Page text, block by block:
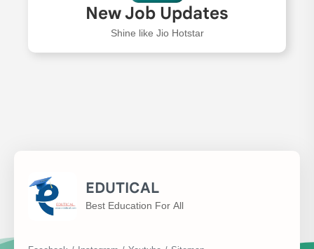
New Job Updates
Shine like Jio Hotstar
EDUTICAL
Best Education For All